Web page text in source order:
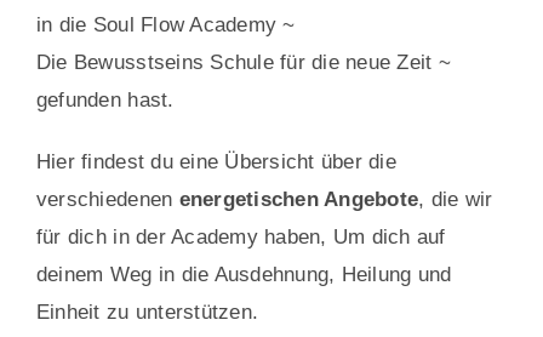
in die Soul Flow Academy ~
Die Bewusstseins Schule für die neue Zeit ~
gefunden hast.
Hier findest du eine Übersicht über die
verschiedenen energetischen Angebote, die wir
für dich in der Academy haben, Um dich auf
deinem Weg in die Ausdehnung, Heilung und
Einheit zu unterstützen.